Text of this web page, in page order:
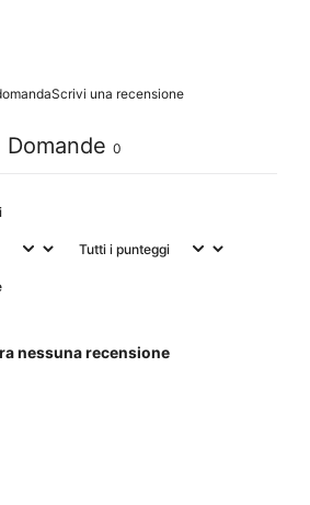
Scrivi una recensione
Domande 0
nessuna recensione